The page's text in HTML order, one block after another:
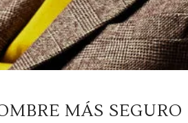
MÁS SEGURO